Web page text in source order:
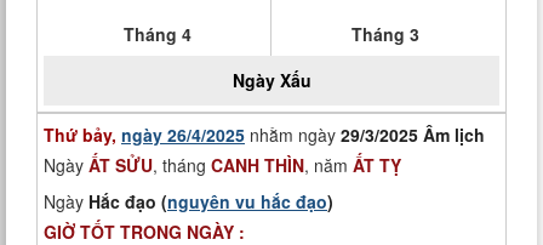
Tháng 4
Tháng 3
Ngày Xấu
Thứ bảy, ngày 26/4/2025 nhằm ngày 29/3/2025 Âm lịch
Ngày ẤT SỬU, tháng CANH THÌN, năm ẤT TỴ
Ngày Hắc đạo (nguyên vu hắc đạo)
GIỜ TỐT TRONG NGÀY :